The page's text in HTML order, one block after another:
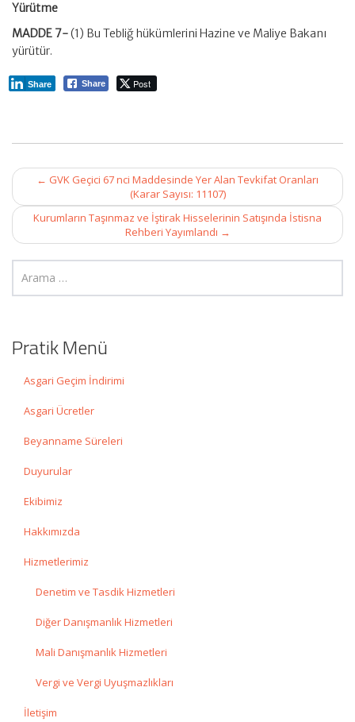
Yürütme
MADDE 7-(1) Bu Tebliğ hükümlerini Hazine ve Maliye Bakanı
yürütür.
Share Post
Share
Post
navigation
← GVK Geçici 67 nci Maddesinde Yer Alan Tevkifat Oranları
(Karar Sayısı: 11107)
Kurumların Taşınmaz ve İştirak Hisselerinin Satışında İstisna
Rehberi Yayımlandı →
Pratik Menü
Asgari Geçim İndirimi
Asgari Ücretler
Beyanname Süreleri
Duyurular
Ekibimiz
Hakkımızda
Hizmetlerimiz
Denetim ve Tasdik Hizmetleri
Diğer Danışmanlık Hizmetleri
Mali Danışmanlık Hizmetleri
Vergi ve Vergi Uyuşmazlıkları
İletişim